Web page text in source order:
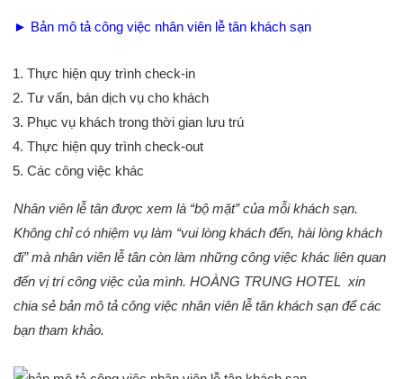
► Bản mô tả công việc nhân viên lễ tân khách sạn
Thực hiện quy trình check-in
Tư vấn, bán dịch vụ cho khách
Phục vụ khách trong thời gian lưu trú
Thực hiện quy trình check-out
Các công việc khác
Nhân viên lễ tân được xem là “bộ mặt” của mỗi khách sạn.
Không chỉ có nhiệm vụ làm “vui lòng khách đến, hài lòng khách
đi” mà nhân viên lễ tân còn làm những công việc khác liên quan
đến vị trí công việc của mình. HOÀNG TRUNG HOTEL xin
chia sẻ bản mô tả công việc nhân viên lễ tân khách sạn để các
bạn tham khảo.